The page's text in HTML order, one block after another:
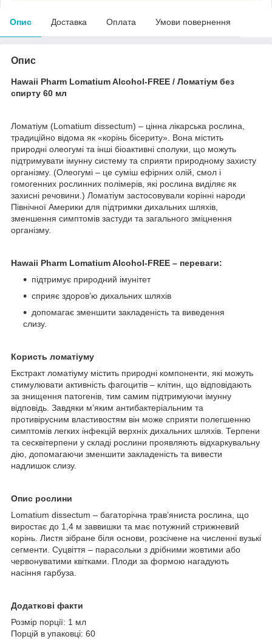
Опис Доставка Оплата Умови повернення
Опис
Hawaii Pharm Lomatium Alcohol-FREE / Ломатіум без
спирту 60 мл
Ломатіум (Lomatium dissectum) – цінна лікарська рослина,
традиційно відома як «корінь бісериту». Вона містить
природні олеогумі та інші біоактивні сполуки, що можуть
підтримувати імунну систему та сприяти природному захисту
організму. (Олеогумі – це суміш ефірних олій, смол і
гомогенних рослинних полімерів, які рослина виділяє як
захисні речовини.) Ломатіум застосовували корінні народи
Північної Америки для підтримки дихальних шляхів,
зменшення симптомів застуди та загального зміцнення
організму.
Hawaii Pharm Lomatium Alcohol‑FREE – переваги:
підтримує природний імунітет
сприяє здоров’ю дихальних шляхів
допомагає зменшити закладеність та виведення
слизу.
Користь ломатіуму
Екстракт ломатіуму містить природні компоненти, які можуть
стимулювати активність фагоцитів – клітин, що відповідають
за знищення патогенів, тим самим підтримуючи імунну
відповідь. Завдяки м’яким антибактеріальним та
противірусним властивостям він може сприяти полегшенню
симптомів легких інфекцій верхніх дихальних шляхів. Терпени
та сесквітерпени у складі рослини проявляють відхаркувальну
дію, допомагаючи зменшити закладеність та вивести
надлишок слизу.
Опис рослини
Lomatium dissectum – багаторічна трав’яниста рослина, що
виростає до 1,4 м заввишки та має потужний стрижневий
корінь. Листя зібране біля основи, розсічене на численні вузькі
сегменти. Суцвіття – парасольки з дрібними жовтими або
червонуватими квітками. Плоди за формою нагадують
насіння гарбуза.
Додаткові факти
Розмір порції: 1 мл
Порцій в упаковці: 60